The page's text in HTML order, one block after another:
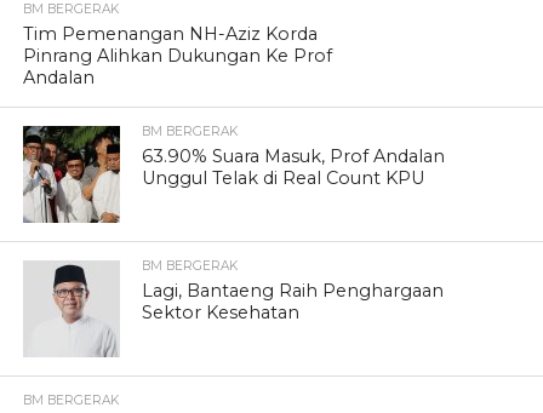
BM BERGERAK
Tim Pemenangan NH-Aziz Korda
Pinrang Alihkan Dukungan Ke Prof
Andalan
BM BERGERAK
63.90% Suara Masuk, Prof Andalan
Unggul Telak di Real Count KPU
BM BERGERAK
Lagi, Bantaeng Raih Penghargaan
Sektor Kesehatan
BM BERGERAK